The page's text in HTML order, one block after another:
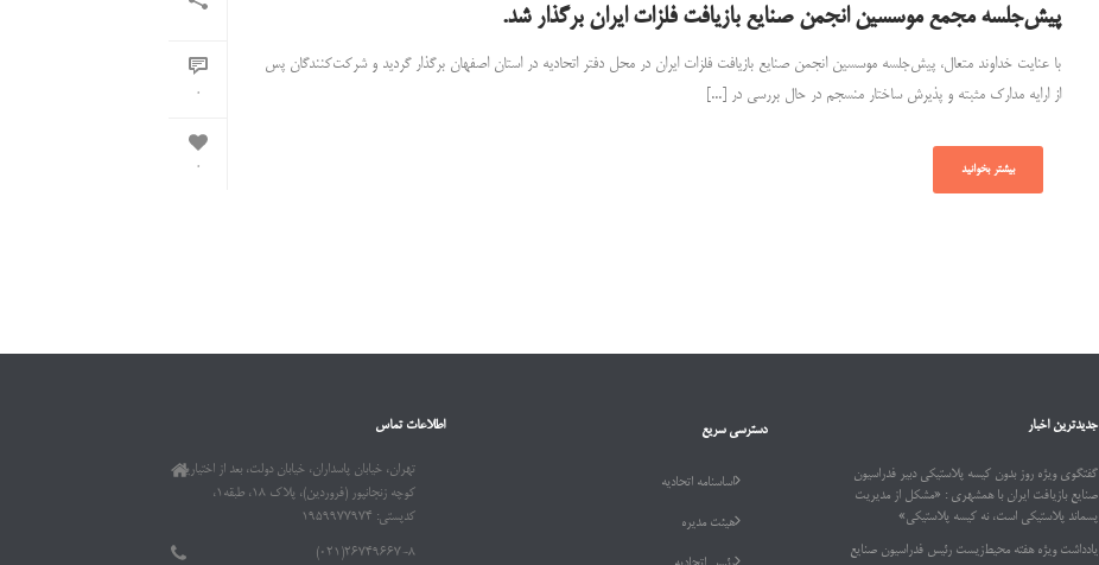
0
0
پیش‌جلسه مجمع موسسین انجمن صنایع بازیافت فلزات ایران برگذار شد.
با عنایت خداوند متعال، پیش‌جلسه موسسین انجمن صنایع بازیافت فلزات ایران در محل دفتر اتحادیه در استان اصفهان برگذار گردید و شرکت‌کنندگان پس
از ارایه مدارک مثبته و پذیرش ساختار منسجم در حال بررسی در [...]
بیشتر بخوانید
اطلاعات تماس
تهران، خیابان پاسداران، خیابان دولت، بعد از اختیاریه،
کوچه زنجانپور (فروردین)، پلاک ۱۸، طبقه۱،
کدپستی: ۱۹۵۹۹۷۷۹۷۴
۲۶۷۴۹۶۶۷-۸(۰۲۱)
دسترسی سریع
اساسنامه اتحادیه
هیئت مدیره
جدیدترین اخبار
گفتگوی ویژه روز بدون کیسه پلاستیکی دبیر فدراسیون
صنایع بازیافت ایران با همشهری : «مشکل از مدیریت
پسماند پلاستیکی است، نه کیسه پلاستیکی»
یادداشت ویژه هفته محیط‌زیست رئیس فدراسیون صنایع